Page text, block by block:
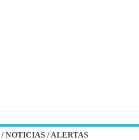
/NOTICIAS /ALERTAS